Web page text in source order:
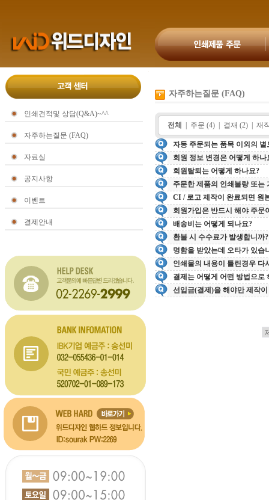
인쇄견적및 상담(Q&A)~^^
자주하는질문 (FAQ)
자료실
공지사항
이벤트
결제안내
자주하는질문 (FAQ)
전체 주문 (4)| 결재 (2)| 재
자동 주문되는 품목 이외의
회원 정보 변경은 어떻게 하나
회원탈퇴는 어떻게 하나요?
주문한 제품의 인쇄불량 또는
CI / 로고 제작이 완료되면 원
회원가입은 반드시 해야 주문
배송비는 어떻게 되나요?
환불 시 수수료가 발생합니까?
명함을 받았는데 오타가 있습
인쇄물의 내용이 틀린경우 다
결제는 어떻게 어떤 방법으로
선입금(결제)을 해야만 제작